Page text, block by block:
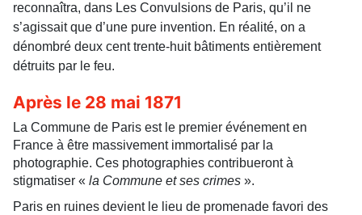
reconnaîtra, dans Les Convulsions de Paris, qu’il ne
s’agissait que d’une pure invention. En réalité, on a
dénombré deux cent trente-huit bâtiments entièrement
détruits par le feu.
Après le 28 mai 1871
La Commune de Paris est le premier événement en
France à être massivement immortalisé par la
photographie. Ces photographies contribueront à
stigmatiser « la Commune et ses crimes ».
Paris en ruines devient le lieu de promenade favori des